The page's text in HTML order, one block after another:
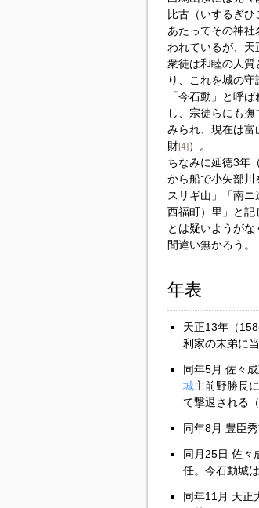
比古（いするぎ
あたってその神
われているが、
衆徒は和睦の人質
り、これを城の
「今石動」と呼
し、宗徒らにも
みられ、現在は
財[4]）。
ちなみに延徳3年
から船で小矢部川
スリギ山」「南
西福町）里」と記
とは疑いようが
間違い無かろう。
年表
天正13年（
利家の末弟に
同年5月 佐々
城主前野勝長
て撃退される
同年8月 豊臣
同月25日 佐々
任。今石動城
同年11月 天正